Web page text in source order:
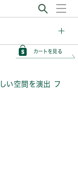
カートを見る
い空間を演出 フ